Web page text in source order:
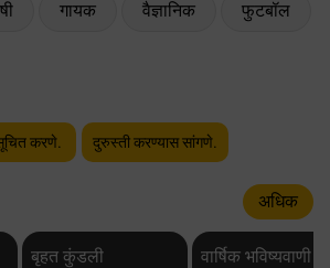
गायक वैज्ञानिक फुटबॉल
करणे. दुरुस्ती करण्यास सांगणे.
अधिक
बृहत कुंडली वार्षिक भविष्यवाणी